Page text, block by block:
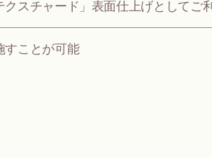
スチャード」表面仕上げとしてご
すことが可能